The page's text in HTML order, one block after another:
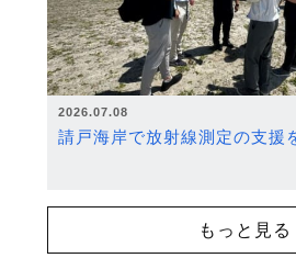
2026.07.08
請戸海岸で放射線測定の支援
もっと見る